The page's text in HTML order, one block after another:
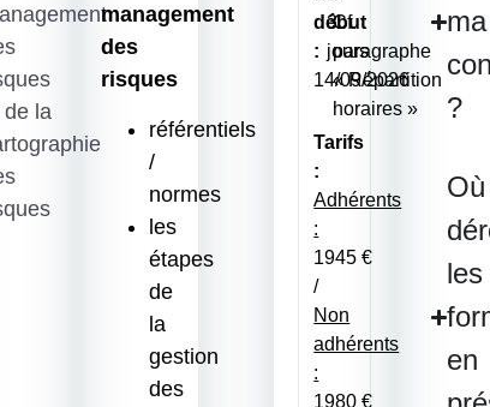
de la
management
des
risques
référentiels
/
normes
les
étapes
de
la
gestion
des
début
:
14/09/2026
3
jours
Cf.
paragraphe
« Répartition
horaires »
Tarifs
:
Adhérents
:
1945 €
/
Non
adhérents
:
1980 €
ma
?
les
en